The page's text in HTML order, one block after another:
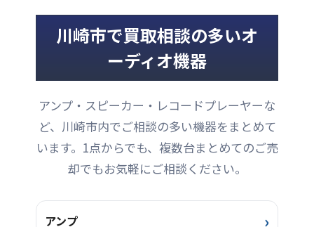
人気シリーズです。単なる
木製仕上げではなく、実際
に熟成に使われていた樽材
を用いることで、独特の風
合いと深みのある色合い、
そして一点ごとに異なる個
性を持つ外観が大きな魅力
となっています。 今回お譲
りいただ ...
アとして業界を牽引してき
た存在で、スピーカーだけ
大限に引き出す専用アンプ
やコントローラーの完成度
す。「システム全体で音を
作る」と ...
川崎市で買取相談の多いオ
ーディオ機器
アンプ・スピーカー・レコードプレーヤーな
ど、川崎市内でご相談の多い機器をまとめて
います。1点からでも、複数台まとめてのご売
却でもお気軽にご相談ください。
アンプ